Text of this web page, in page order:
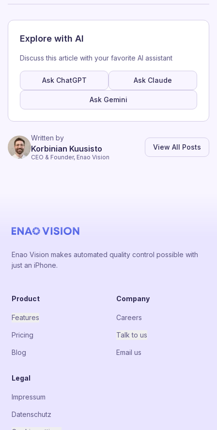
Explore with AI
Discuss this article with your favorite AI assistant
Ask ChatGPT Ask Claude
Ask Gemini
Written by
Korbinian Kuusisto
CEO & Founder, Enao Vision
View All Posts
Enao Vision makes automated quality control possible with
just an iPhone.
Product
Features
Pricing
Blog
Company
Careers
Talk to us
Email us
Legal
Impressum
Datenschutz